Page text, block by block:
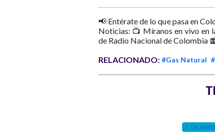
📢 Entérate de lo que pasa en
Noticias: 📺 Míranos en vivo en
de Radio Nacional de Colombia
RELACIONADO: #Gas Natural